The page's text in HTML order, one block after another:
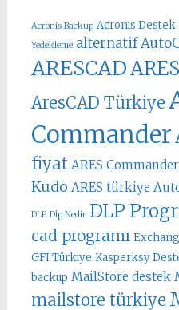
Acronis Backup Acronis Destek
Yedekleme alternatif
ARESCAD
AresCAD Türkiye
Commander
fiyat ARES
Kudo ARES türkiye
DLP Dlp Nedir DLP
cad programı
GFI Türkiye Kasperksy
backup MailStore destek
mailstore türkiye